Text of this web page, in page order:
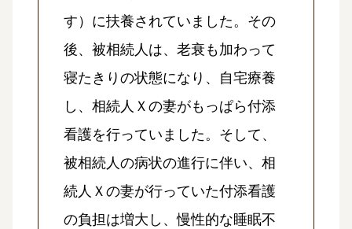
す）に扶養されていました。その
後、被相続人は、老衰も加わって
寝たきりの状態になり、自宅療養
し、相続人Ｘの妻がもっぱら付添
看護を行っていました。そして、
被相続人の病状の進行に伴い、相
続人Ｘの妻が行っていた付添看護
の負担は増大し、慢性的な睡眠不